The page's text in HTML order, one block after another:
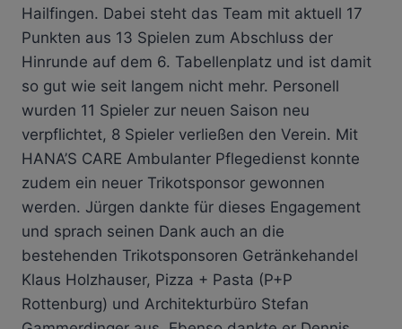
Hailfingen. Dabei steht das Team mit aktuell 17
Punkten aus 13 Spielen zum Abschluss der
Hinrunde auf dem 6. Tabellenplatz und ist damit
so gut wie seit langem nicht mehr. Personell
wurden 11 Spieler zur neuen Saison neu
verpflichtet, 8 Spieler verließen den Verein. Mit
HANA’S CARE Ambulanter Pflegedienst konnte
zudem ein neuer Trikotsponsor gewonnen
werden. Jürgen dankte für dieses Engagement
und sprach seinen Dank auch an die
bestehenden Trikotsponsoren Getränkehandel
Klaus Holzhauser, Pizza + Pasta (P+P
Rottenburg) und Architekturbüro Stefan